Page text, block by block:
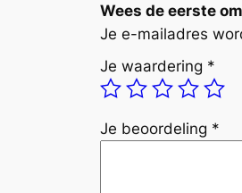
Wees de eerste
Je e-mailadres
Je waardering *
Je beoordeling *